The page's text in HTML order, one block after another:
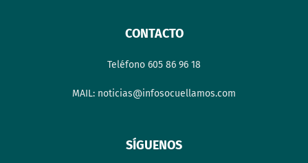
CONTACTO
Teléfono 605 86 96 18
MAIL: noticias@infosocuellamos.com
SÍGUENOS